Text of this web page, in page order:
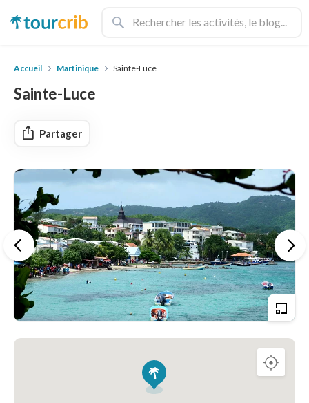
Accueil Martinique Sainte-Luce
Sainte-Luce
Partager